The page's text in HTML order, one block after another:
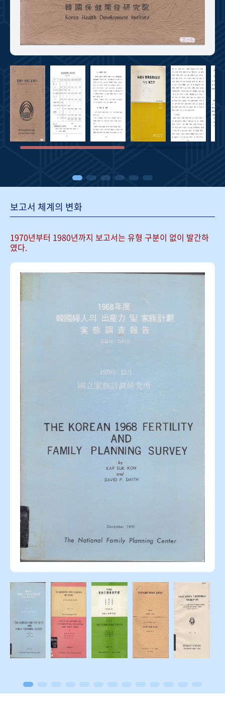
보고서 체계의 변화
1970년부터 1980년까지 보고서는 유형 구분이 없이 발간하
였다.